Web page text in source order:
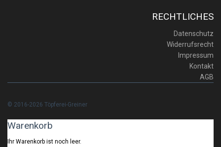
RECHTLICHES
Datenschutz
Widerrufsrecht
Impressum
Kontakt
AGB
© 2016-2026 Töpferei-Greiner
Warenkorb
Ihr Warenkorb ist noch leer.